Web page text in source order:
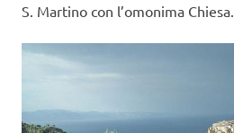
S. Martino con l’omonima Chiesa.